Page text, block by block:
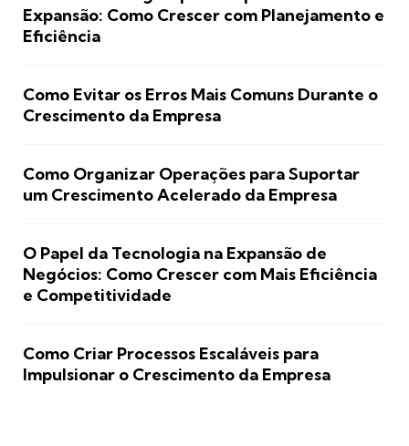
Expansão: Como Crescer com Planejamento e
Eficiência
Como Evitar os Erros Mais Comuns Durante o
Crescimento da Empresa
Como Organizar Operações para Suportar
um Crescimento Acelerado da Empresa
O Papel da Tecnologia na Expansão de
Negócios: Como Crescer com Mais Eficiência
e Competitividade
Como Criar Processos Escaláveis para
Impulsionar o Crescimento da Empresa